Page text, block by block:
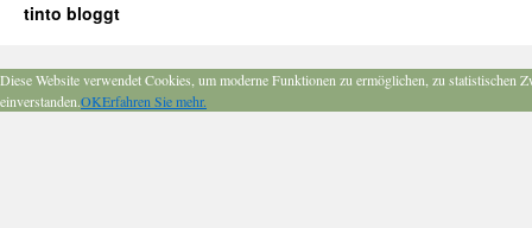
tinto bloggt
Diese Website verwendet Cookies, um moderne Funktionen zu ermöglichen, zu
einverstanden.OKErfahren Sie mehr.